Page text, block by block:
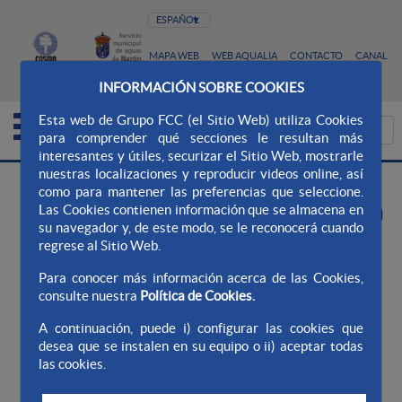
INFORMACIÓN SOBRE COOKIES
Esta web de Grupo FCC (el Sitio Web) utiliza Cookies
para comprender qué secciones le resultan más
interesantes y útiles, securizar el Sitio Web, mostrarle
nuestras localizaciones y reproducir videos online, así
como para mantener las preferencias que seleccione.
Las Cookies contienen información que se almacena en
su navegador y, de este modo, se le reconocerá cuando
regrese al Sitio Web.
Para conocer más información acerca de las Cookies,
consulte nuestra Política de Cookies.
A continuación, puede i) configurar las cookies que
desea que se instalen en su equipo o ii) aceptar todas
las cookies.
MAPA WEB WEB AQUALIA CONTACTO CANAL
ÉTICO
Información adicional respecto a
la protección de sus datos
¿Quién es el Responsable del
tratamiento de sus datos?
La entidad prestataria del servicio con la que haya
contratado, cuya dirección postal, a efectos de protección
de datos personales, se encuentra en Av. Camino de